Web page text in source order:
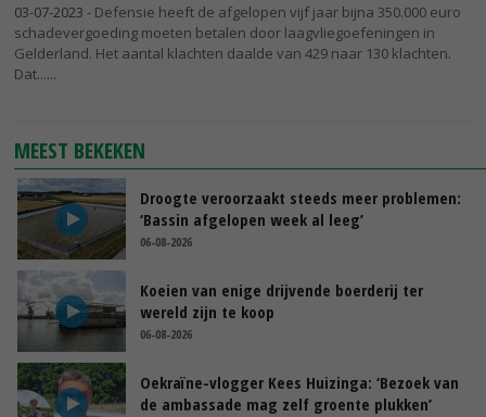
03-07-2023 - Defensie heeft de afgelopen vijf jaar bijna 350.000 euro
schadevergoeding moeten betalen door laagvliegoefeningen in
Gelderland. Het aantal klachten daalde van 429 naar 130 klachten.
Dat...
MEEST BEKEKEN
Droogte veroorzaakt steeds meer problemen:
‘Bassin afgelopen week al leeg’
06-08-2026
Koeien van enige drijvende boerderij ter
wereld zijn te koop
06-08-2026
Oekraïne-vlogger Kees Huizinga: ‘Bezoek van
de ambassade mag zelf groente plukken’